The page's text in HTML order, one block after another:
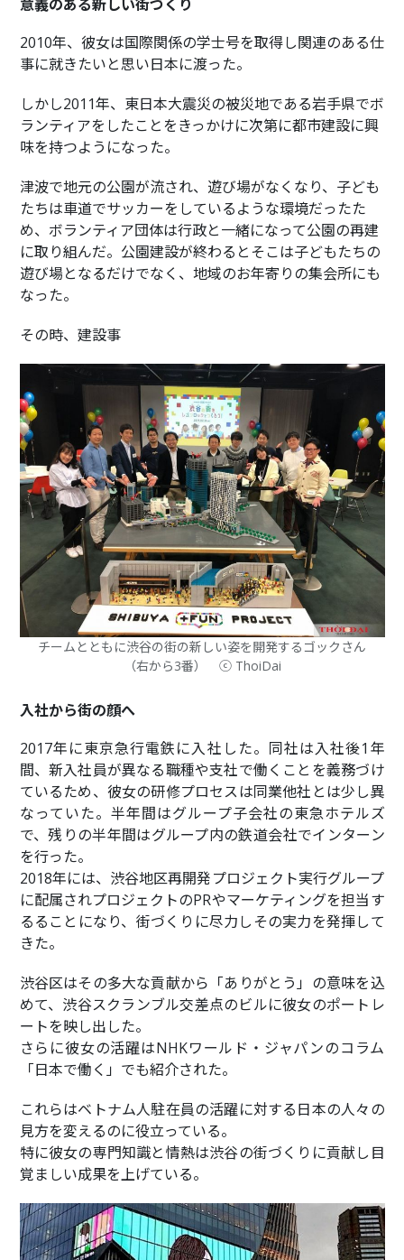
意義のある新しい街づくり
2010年、彼女は国際関係の学士号を取得し関連のある仕
事に就きたいと思い日本に渡った。
しかし2011年、東日本大震災の被災地である岩手県でボ
ランティアをしたことをきっかけに次第に都市建設に興
味を持つようになった。
津波で地元の公園が流され、遊び場がなくなり、子ども
たちは車道でサッカーをしているような環境だったた
め、ボランティア団体は行政と一緒になって公園の再建
に取り組んだ。公園建設が終わるとそこは子どもたちの
遊び場となるだけでなく、地域のお年寄りの集会所にも
なった。
その時、建設事
チームとともに渋谷の街の新しい姿を開発するゴックさん
（右から3番） ⓒ ThoiDai
入社から街の顔へ
2017年に東京急行電鉄に入社した。同社は入社後1年
間、新入社員が異なる職種や支社で働くことを義務づけ
ているため、彼女の研修プロセスは同業他社とは少し異
なっていた。半年間はグループ子会社の東急ホテルズ
で、残りの半年間はグループ内の鉄道会社でインターン
を行った。
2018年には、渋谷地区再開発プロジェクト実行グループ
に配属されプロジェクトのPRやマーケティングを担当す
るることになり、街づくりに尽力しその実力を発揮して
きた。
渋谷区はその多大な貢献から「ありがとう」の意味を込
めて、渋谷スクランブル交差点のビルに彼女のポートレ
ートを映し出した。
さらに彼女の活躍はNHKワールド・ジャパンのコラム
「日本で働く」でも紹介された。
これらはベトナム人駐在員の活躍に対する日本の人々の
見方を変えるのに役立っている。
特に彼女の専門知識と情熱は渋谷の街づくりに貢献し目
覚ましい成果を上げている。